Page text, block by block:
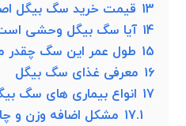
13 قیمت خرید سگ بیگل
14 آیا سگ بیگل وحشی
15 طول عمر این سگ چقدر
16 معرفی غذای سگ بیگل
17 انواع بیماری های سگ
17.1 مشکل اضافه وزن و